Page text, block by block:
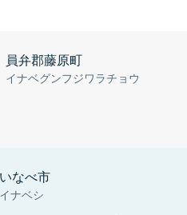
員弁郡藤原町
イナベグンフジワラチョウ
いなべ市
イナベシ